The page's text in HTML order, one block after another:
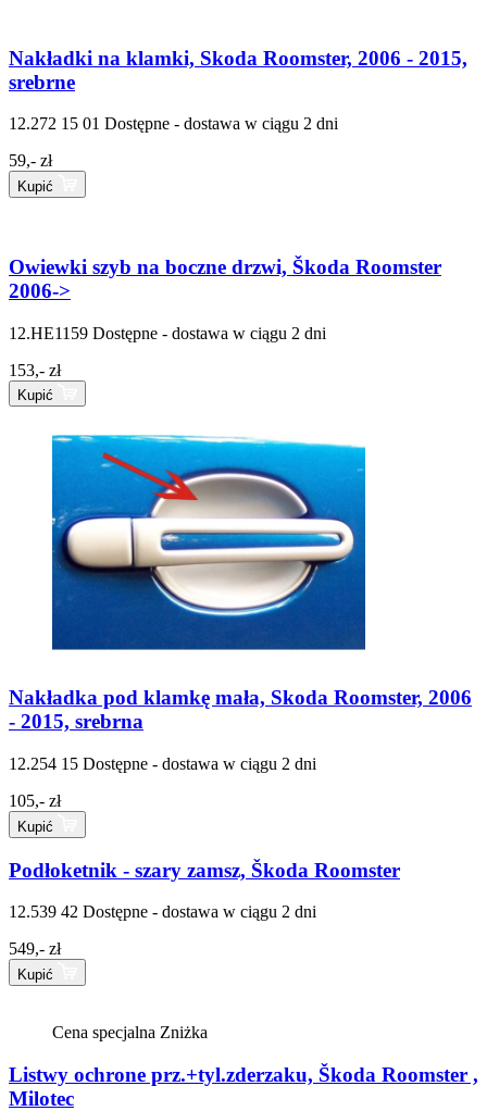
Nakładki na klamki, Skoda Roomster, 2006 - 2015,
srebrne
12.272 15 01 Dostępne - dostawa w ciągu 2 dni
59,- zł
Kupić
Owiewki szyb na boczne drzwi, Škoda Roomster
2006->
12.HE1159 Dostępne - dostawa w ciągu 2 dni
153,- zł
Kupić
Nakładka pod klamkę mała, Skoda Roomster, 2006
- 2015, srebrna
12.254 15 Dostępne - dostawa w ciągu 2 dni
105,- zł
Kupić
Podłoketnik - szary zamsz, Škoda Roomster
12.539 42 Dostępne - dostawa w ciągu 2 dni
549,- zł
Kupić
Cena specjalna Zniżka
Listwy ochrone prz.+tyl.zderzaku, Škoda Roomster ,
Milotec